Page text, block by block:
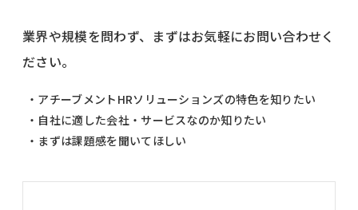
業界や規模を問わず、まずはお気軽にお問い合わせく
ださい。
・アチーブメントHRソリューションズの特色を知りたい
・自社に適した会社・サービスなのか知りたい
・まずは課題感を聞いてほしい